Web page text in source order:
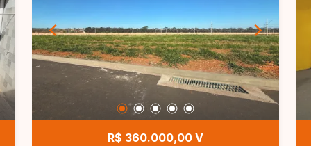
ainda com 02 vagas de garagem livres,
oferecendo ambientes modernos, bem
distribuídos e prontos para morar, ideal
para quem busca conforto e
funcionalidade. Entre em contato para
mais informações e agende uma visita
para conhecer este excelente
apartamento.
R$ 360.000,00 V